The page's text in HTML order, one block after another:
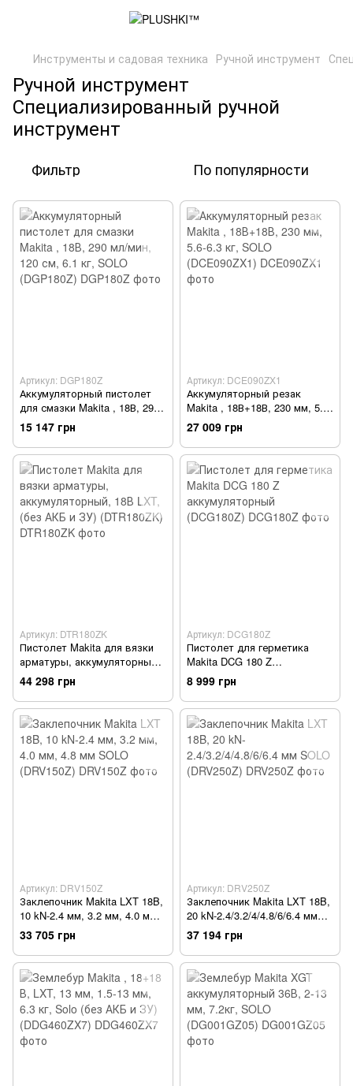
Инструменты и садовая техника Ручной инструмент
Ручной инструмент
Специализированный ручной
инструмент
Фильтр По популярности
Артикул: DGP180Z
Аккумуляторный пистолет
для смазки Makita , 18В, 290
мл/мин, 120 см, 6.1 кг, SOLO
(DGP180Z)
15 147 грн
Артикул: DCE090ZX1
Аккумуляторный резак
Makita , 18В+18В, 230 мм, 5.6-
6.3 кг, SOLO (DCE090ZX1)
27 009 грн
Артикул: DTR180ZK
Пистолет Makita для вязки
арматуры, аккумуляторный,
18В LXT, (без АКБ и ЗУ)
(DTR180ZK)
44 298 грн
Артикул: DCG180Z
Пистолет для герметика
Makita DCG 180 Z
аккумуляторный (DCG180Z)
8 999 грн
Артикул: DRV150Z
Заклепочник Makita LXT 18B,
10 kN-2.4 мм, 3.2 мм, 4.0 мм,
4.8 мм SOLO (DRV150Z)
33 705 грн
Артикул: DRV250Z
Заклепочник Makita LXT 18B,
20 kN-2.4/3.2/4/4.8/6/6.4 мм
SOLO (DRV250Z)
37 194 грн